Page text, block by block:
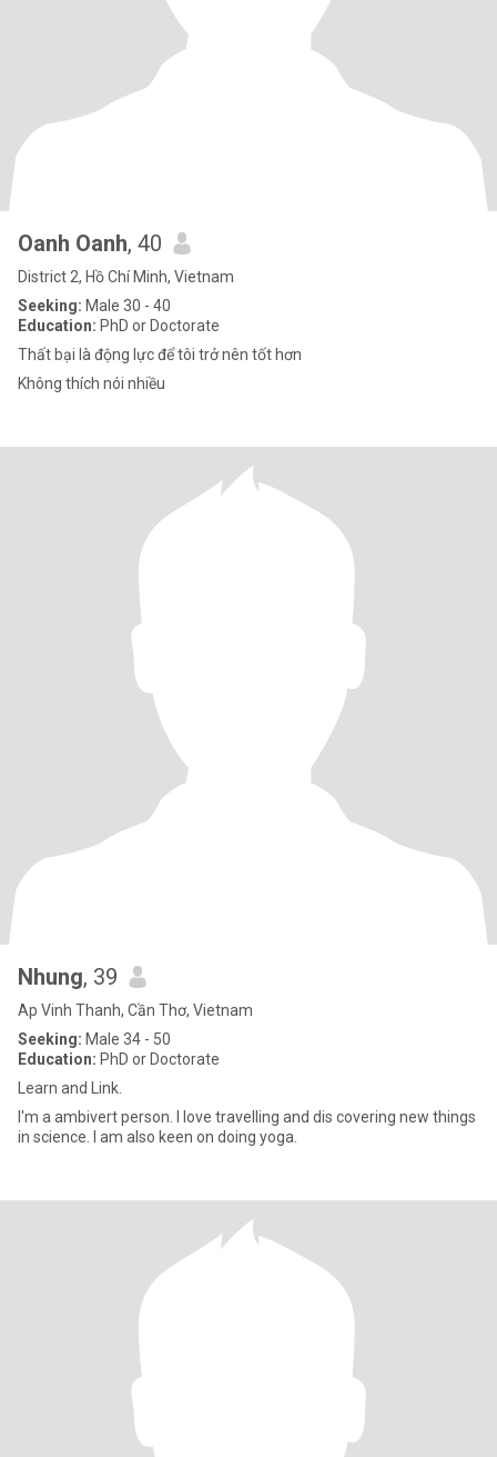
Oanh Oanh, 40
District 2, Hồ Chí Minh, Vietnam
Seeking: Male 30 - 40
Education: PhD or Doctorate
Thất bại là động lực để tôi trở nên tốt hơn
Không thích nói nhiều
Nhung, 39
Ap Vinh Thanh, Cần Thơ, Vietnam
Seeking: Male 34 - 50
Education: PhD or Doctorate
Learn and Link.
I'm a ambivert person. I love travelling and dis covering new things
in science. I am also keen on doing yoga.